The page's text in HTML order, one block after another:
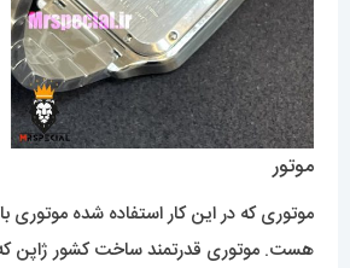
هست. موتوری قدرتمند ساخت کشور ژاپن
صحیح عمری طولانی خواهد داشت.
برای مشاهده مدل های بیشتراینجا کلیککنید
محصولات مرتبط